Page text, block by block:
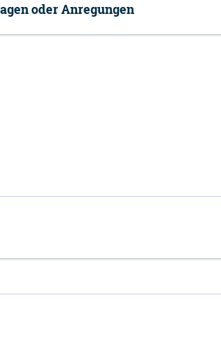
oder Anregungen